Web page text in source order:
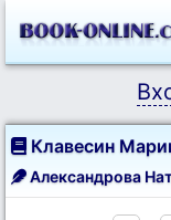
Клавесин
Александрова